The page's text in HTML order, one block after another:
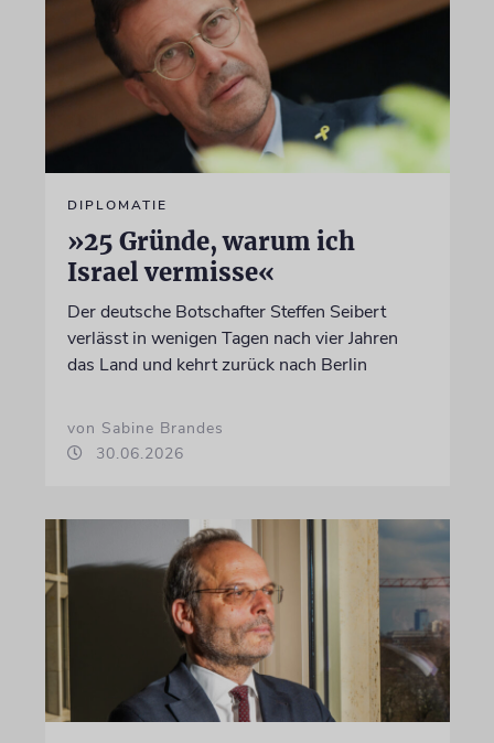
DIPLOMATIE
»25 Gründe, warum ich
Israel vermisse«
Der deutsche Botschafter Steffen Seibert
verlässt in wenigen Tagen nach vier Jahren
das Land und kehrt zurück nach Berlin
von Sabine Brandes
30.06.2026